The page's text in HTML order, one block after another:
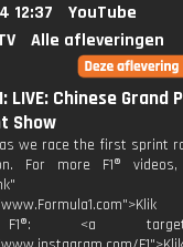
12:37
YouTube
Alle afleveringen
LIVE: Chinese Grand
Show
as we race the first sprint
For more F1®
<a